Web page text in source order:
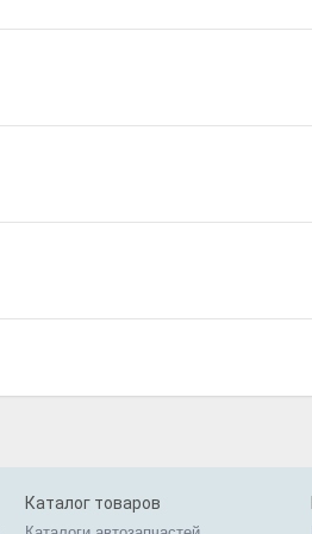
Каталог товаров